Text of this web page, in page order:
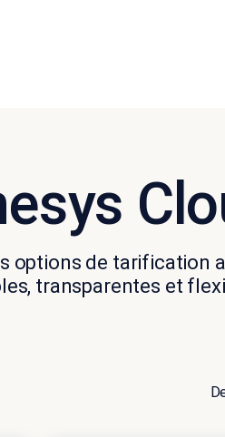
de tarification
transparentes et